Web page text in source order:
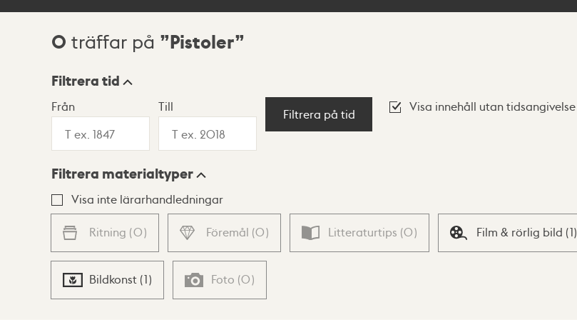
Sökresultat
0 träffar på Pistoler
Visningsläge
Lista Karta
Filtrera tid
Från Till
Filtrera på tid
Visa innehåll utan tidsangivelse
Filtrera materialtyper
Visa inte lärarhandledningar
Ritning (0) Föremål (0) Litteraturtips (0) Film & rörlig bild (1)
Bildkonst (1) Foto (0)